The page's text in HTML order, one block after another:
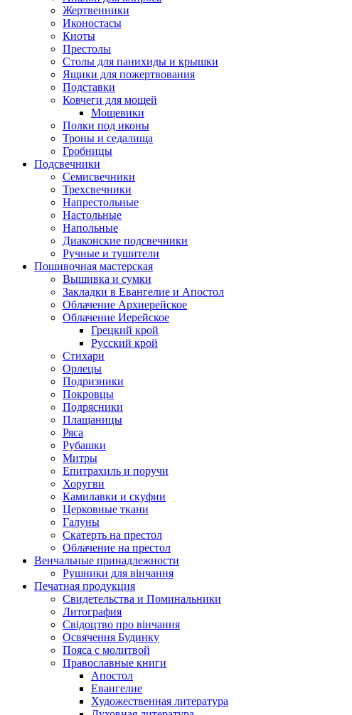
Жертвенники
Иконостасы
Киоты
Престолы
Столы для панихиды и крышки
Ящики для пожертвования
Подставки
Ковчеги для мощей
Мощевики
Полки под иконы
Троны и седалища
Гробницы
Подсвечники
Семисвечники
Трехсвечники
Напрестольные
Настольные
Напольные
Диаконские подсвечники
Ручные и тушители
Пошивочная мастерская
Вышивка и сумки
Закладки в Евангелие и Апостол
Облачение Архиерейское
Облачение Иерейское
Грецкий крой
Русский крой
Стихари
Орлецы
Подризники
Покровцы
Подрясники
Плащаницы
Ряса
Рубашки
Митры
Епитрахиль и поручи
Хоругви
Камилавки и скуфии
Церковные ткани
Галуны
Скатерть на престол
Облачение на престол
Венчальные принадлежности
Рушники для вінчання
Печатная продукция
Свидетельства и Поминальники
Литография
Свідоцтво про вінчання
Освячення Будинку
Пояса с молитвой
Православные книги
Апостол
Евангелие
Художественная литература